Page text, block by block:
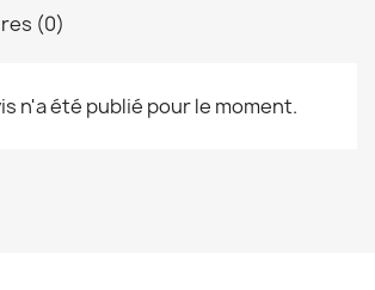
(0)
n'a été publié pour le moment.